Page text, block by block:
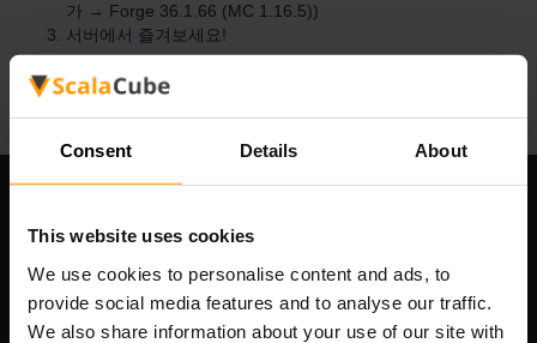
Consent Details About
This website uses cookies
We use cookies to personalise content and ads, to
provide social media features and to analyse our traffic.
We also share information about your use of our site with
가 → Forge 36.1.66 (MC 1.16.5))
서버에서 즐겨보세요!
Scalable Hosting Solutions OÜ